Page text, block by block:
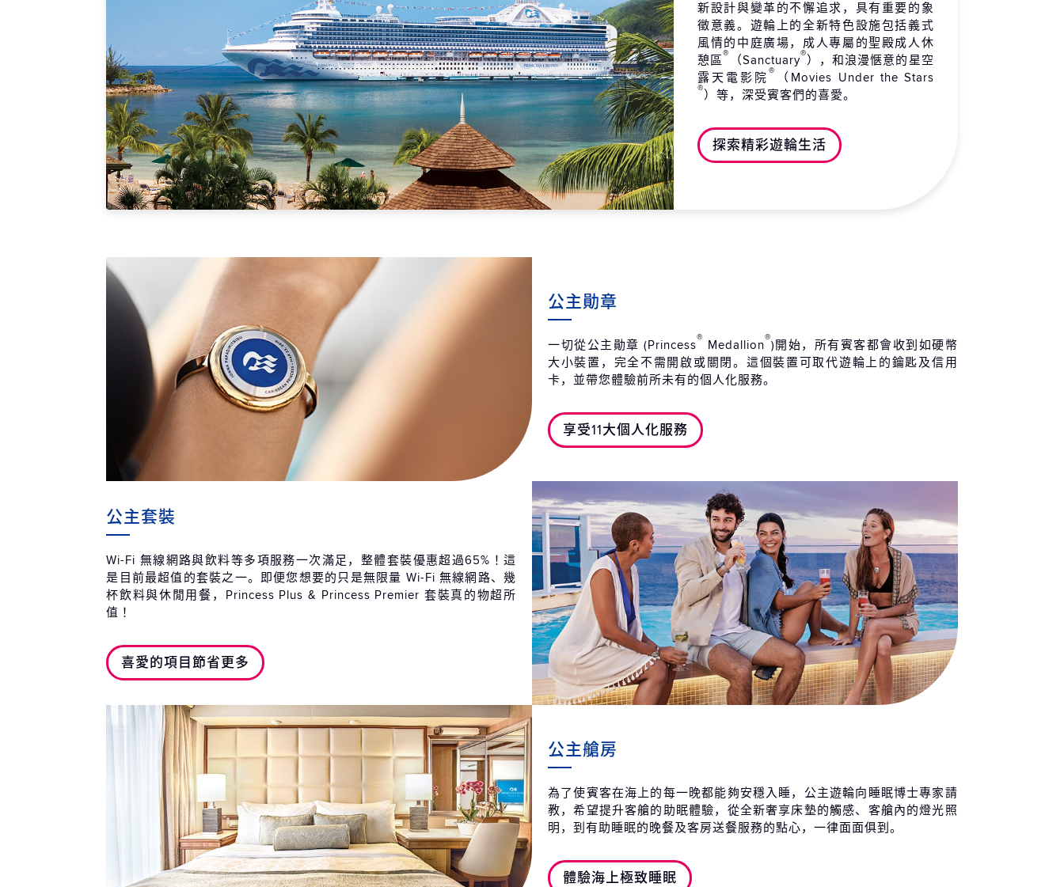
第8天 阿拉斯加州 朱諾
2027 / 05 / 19 (三)
06:30 16:15
第9天 阿拉斯加州 科奇坎
2027 / 05 / 20 (四)
10:00 17:00
第10天 海上巡航
第11天 加拿大 溫哥華 抵達
新設計與變革的不懈追求，具有重要的象
徵意義。遊輪上的全新特色設施包括義式
風情的中庭廣場，成人專屬的聖殿成人休
憩區® （Sanctuary®），和浪漫愜意的星空
露天電影院® （Movies Under the Stars
®）等，深受賓客們的喜愛。
探索精彩遊輪生活
公主勛章
一切從公主勛章 (Princess® Medallion®)開始，所有賓客都會收到如硬幣
大小裝置，完全不需開啟或關閉。這個裝置可取代遊輪上的鑰匙及信用
卡，並帶您體驗前所未有的個人化服務。
享受11大個人化服務
公主套裝
Wi-Fi 無線網路與飲料等多項服務一次滿足，整體套裝優惠超過65%！這
是目前最超值的套裝之一。即便您想要的只是無限量 Wi-Fi 無線網路、幾
杯飲料與休閒用餐，Princess Plus & Princess Premier 套裝真的物超所
值！
喜愛的項目節省更多
公主艙房
為了使賓客在海上的每一晚都能夠安穩入睡，公主遊輪向睡眠博士專家請
教，希望提升客艙的助眠體驗，從全新奢享床墊的觸感、客艙內的燈光照
明，到有助睡眠的晚餐及客房送餐服務的點心，一律面面俱到。
體驗海上極致睡眠